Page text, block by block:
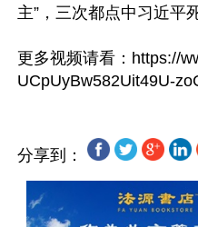
主”，三次都点中习近平
更多视频请看：https://
分享到：